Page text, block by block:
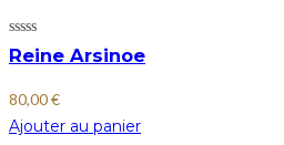
Reine Arsinoe
80,00€
Ajouter au panier